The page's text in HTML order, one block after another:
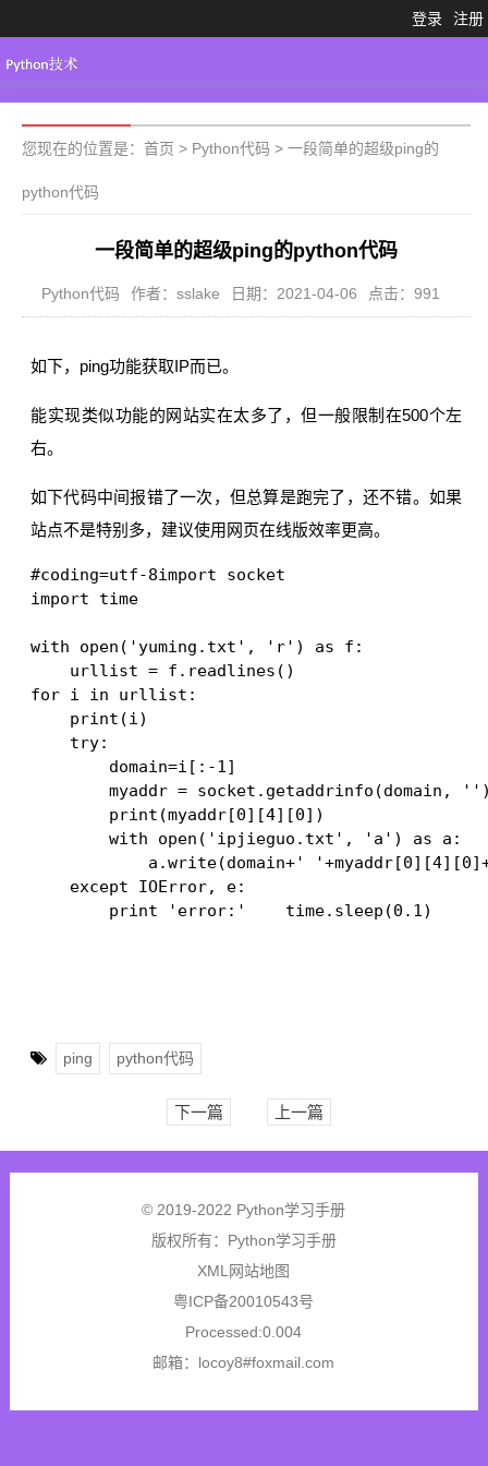
登录 注册
Python3.X 工具大全 Python代码
您现在的位置是： 首页 > Python代码 > 一段简单的超级ping的
python代码
一段简单的超级ping的python代码
Python代码 作者：sslake 日期：2021-04-06 点击：991
如下，ping功能获取IP而已。
能实现类似功能的网站实在太多了，但一般限制在500个左
右。
如下代码中间报错了一次，但总算是跑完了，还不错。如果
站点不是特别多，建议使用网页在线版效率更高。
#coding=utf-8import socket
import time
with open('yuming.txt', 'r') as f:
urllist = f.readlines()
for i in urllist:
print(i)
try:
domain=i[:-1]
myaddr = socket.getaddrinfo(domain,
print(myaddr[0][4][0])
with open('ipjieguo.txt', 'a') as a:
a.write(domain+'
except IOError, e:
print 'error:'    time.sleep(0.1)
ping python代码
下一篇 上一篇
© 2019-2022 Python学习手册
版权所有： Python学习手册
XML网站地图
粤ICP备20010543号
Processed:0.004
邮箱：locoy8#foxmail.com